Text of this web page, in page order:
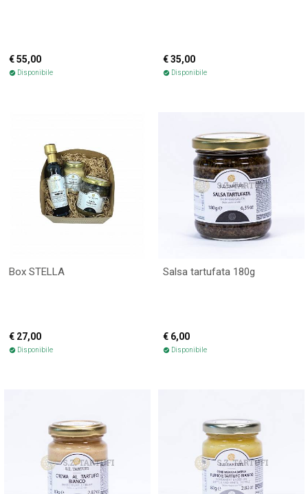
€ 55,00
check_circle Disponibile
€ 35,00
check_circle Disponibile
Box STELLA
€ 27,00
check_circle Disponibile
Salsa tartufata 180g
€ 6,00
check_circle Disponibile